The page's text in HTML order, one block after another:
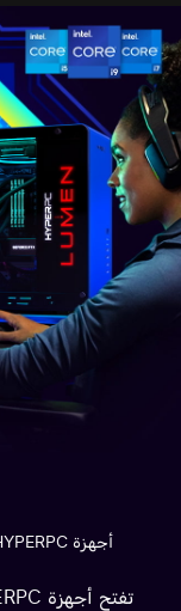
أجهزة HYPERPC بمعالجات INTEL CORE ULTRA 200S